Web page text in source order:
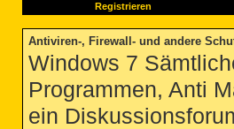
Registrieren
Antiviren-, Firewall- und andere
Windows 7
Programmen, Anti
ein